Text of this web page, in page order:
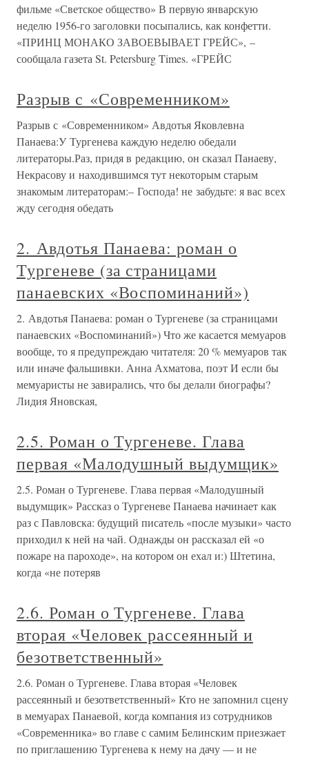
фильме «Светское общество» В первую январскую
неделю 1956-го заголовки посыпались, как конфетти.
«ПРИНЦ МОНАКО ЗАВОЕВЫВАЕТ ГРЕЙС», –
сообщала газета St. Petersburg Times. «ГРЕЙС
Разрыв с «Современником»
Разрыв с «Современником» Авдотья Яковлевна
Панаева:У Тургенева каждую неделю обедали
литераторы.Раз, придя в редакцию, он сказал Панаеву,
Некрасову и находившимся тут некоторым старым
знакомым литераторам:– Господа! не забудьте: я вас всех
жду сегодня обедать
2. Авдотья Панаева: роман о
Тургеневе (за страницами
панаевских «Воспоминаний»)
2. Авдотья Панаева: роман о Тургеневе (за страницами
панаевских «Воспоминаний») Что же касается мемуаров
вообще, то я предупреждаю читателя: 20 % мемуаров так
или иначе фальшивки. Анна Ахматова, поэт И если бы
мемуаристы не завирались, что бы делали биографы?
Лидия Яновская,
2.5. Роман о Тургеневе. Глава
первая «Малодушный выдумщик»
2.5. Роман о Тургеневе. Глава первая «Малодушный
выдумщик» Рассказ о Тургеневе Панаева начинает как
раз с Павловска: будущий писатель «после музыки» часто
приходил к ней на чай. Однажды он рассказал ей «о
пожаре на пароходе», на котором он ехал и:) Штетина,
когда «не потеряв
2.6. Роман о Тургеневе. Глава
вторая «Человек рассеянный и
безответственный»
2.6. Роман о Тургеневе. Глава вторая «Человек
рассеянный и безответственный» Кто не запомнил сцену
в мемуарах Панаевой, когда компания из сотрудников
«Современника» во главе с самим Белинским приезжает
по приглашению Тургенева к нему на дачу — и не